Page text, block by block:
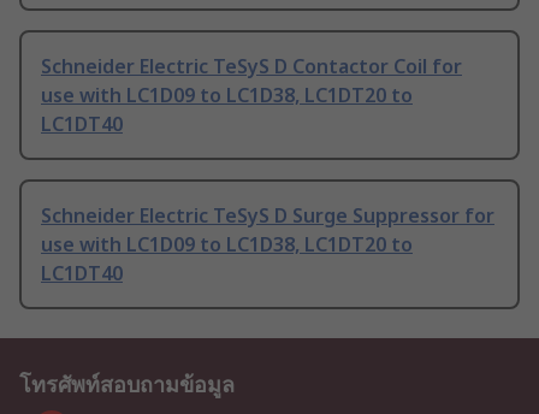
Schneider Electric TeSyS D Contactor Coil for
use with LC1D09 to LC1D38, LC1DT20 to
LC1DT40
Schneider Electric TeSyS D Surge Suppressor for
use with LC1D09 to LC1D38, LC1DT20 to
LC1DT40
โทรศัพท์สอบถามข้อมูล